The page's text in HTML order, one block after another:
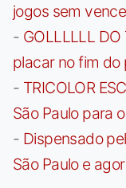
jogos sem
- GOLLLLLL DO
placar no fim do
- TRICOLOR
São Paulo para
- Dispensado
São Paulo e